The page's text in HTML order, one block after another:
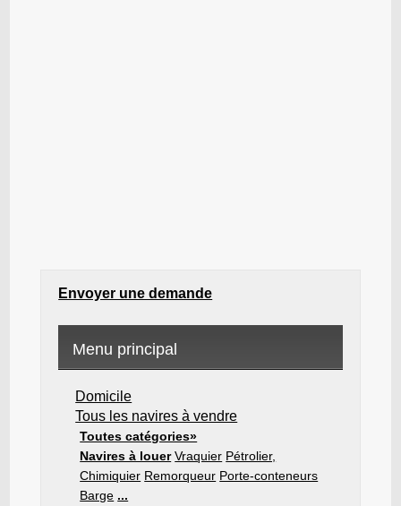
Envoyer une demande
Menu principal
Domicile
Tous les navires à vendre
Toutes catégories»
Navires à louer Vraquier Pétrolier,
Chimiquier Remorqueur Porte-conteneurs
Barge ...